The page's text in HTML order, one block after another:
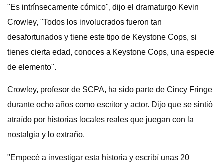
"Es intrínsecamente cómico", dijo el dramaturgo Kevin
Crowley, "Todos los involucrados fueron tan
desafortunados y tiene este tipo de Keystone Cops, si
tienes cierta edad, conoces a Keystone Cops, una especie
de elemento".
Crowley, profesor de SCPA, ha sido parte de Cincy Fringe
durante ocho años como escritor y actor. Dijo que se sintió
atraído por historias locales reales que juegan con la
nostalgia y lo extraño.
"Empecé a investigar esta historia y escribí unas 20